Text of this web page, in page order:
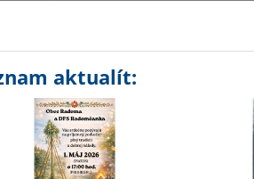
aktualít: